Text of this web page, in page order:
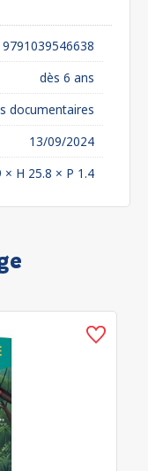
9791039546638
dès 6 ans
documentaires
13/09/2024
× H 25.8 × P 1.4